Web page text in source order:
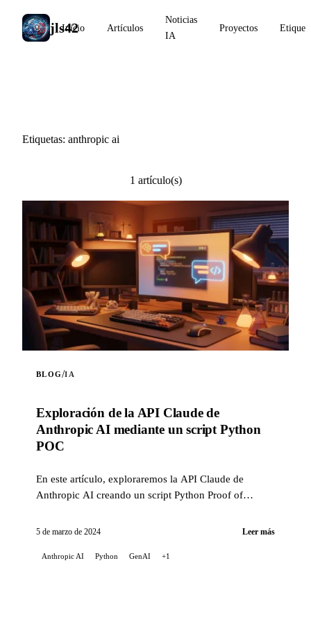
jls42
Inicio Artículos
Noticias
IA
Proyectos
Etiquetas: anthropic ai
1 artículo(s)
BLOG/IA
Exploración de la API Claude de
Anthropic AI mediante un script Python
POC
En este artículo, exploraremos la API Claude de
Anthropic AI creando un script Python Proof of
capacidades ...
5 de marzo de 2024 Leer más
Anthropic AI Python GenAI +1